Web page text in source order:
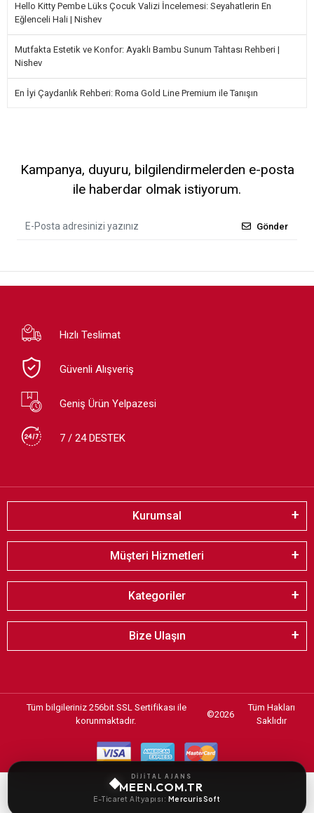
Hello Kitty Pembe Lüks Çocuk Valizi İncelemesi: Seyahatlerin En
Eğlenceli Hali | Nishev
Mutfakta Estetik ve Konfor: Ayaklı Bambu Sunum Tahtası Rehberi |
Nishev
En İyi Çaydanlık Rehberi: Roma Gold Line Premium ile Tanışın
Kampanya, duyuru, bilgilendirmelerden e-posta
ile haberdar olmak istiyorum.
Gönder
Hızlı Teslimat
Güvenli Alışveriş
Geniş Ürün Yelpazesi
7 / 24 DESTEK
Kurumsal
Müşteri Hizmetleri
Kategoriler
Bize Ulaşın
Tüm bilgileriniz 256bit SSL Sertifikası ile
korunmaktadır.
©2026
Tüm Hakları
Saklıdır
E-Ticaret Altyapısı: MercurisSoft
DİJİTAL AJANS
MEEN.COM.TR